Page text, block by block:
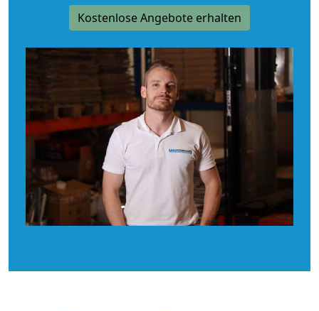
Kostenlose Angebote erhalten